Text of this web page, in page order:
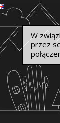
W
przez